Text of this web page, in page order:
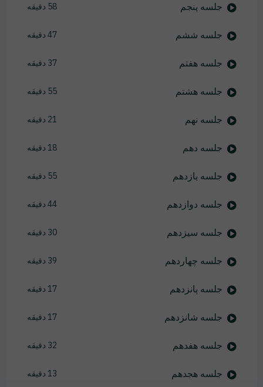
جلسه پنجم 58 دقیقه
جلسه ششم 47 دقیقه
جلسه هفتم 37 دقیقه
جلسه هشتم 55 دقیقه
جلسه نهم 21 دقیقه
جلسه دهم 18 دقیقه
جلسه یازدهم 55 دقیقه
جلسه دوازدهم 44 دقیقه
جلسه سیزدهم 30 دقیقه
جلسه چهاردهم 39 دقیقه
جلسه پانزدهم 17 دقیقه
جلسه شانزدهم 17 دقیقه
جلسه هفدهم 32 دقیقه
جلسه هجدهم 13 دقیقه